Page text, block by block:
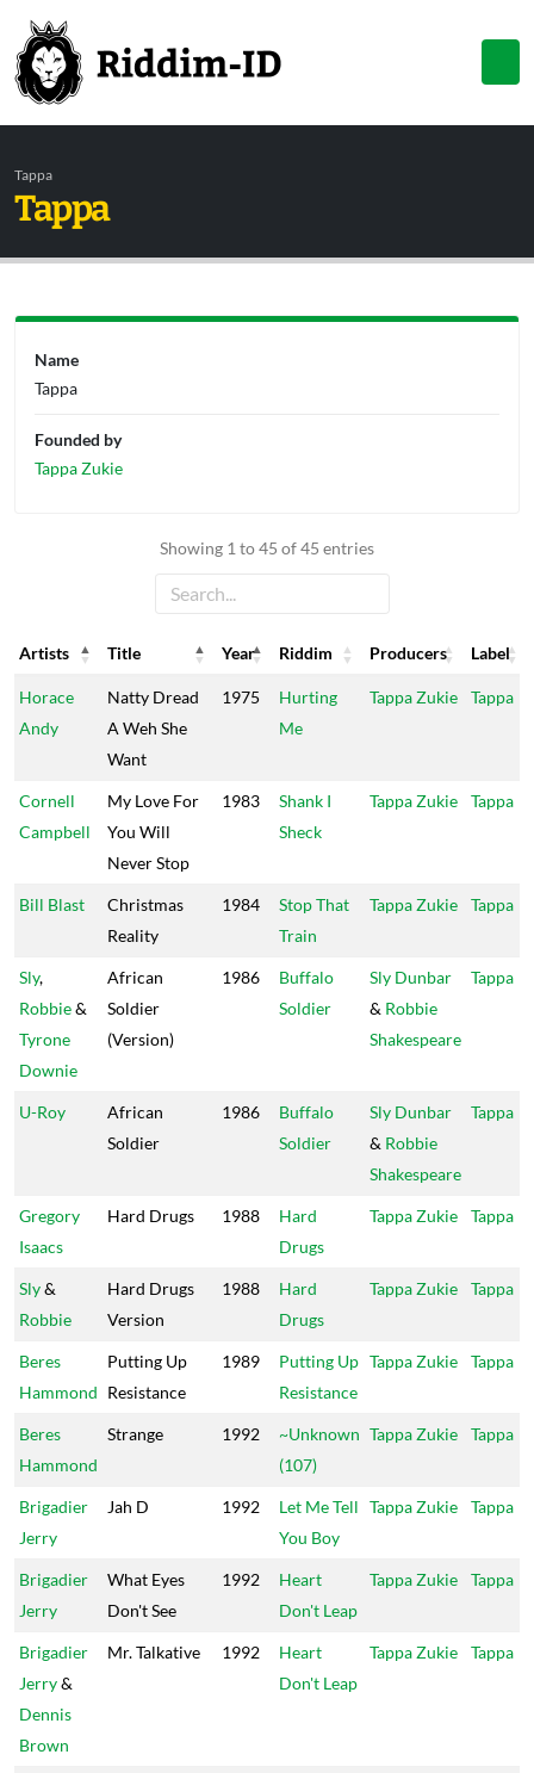
Tappa
Tappa
Showing 1 to 45 of 45 entries
Artists Title Year Riddim Producers
Label
Artists
Title Year Riddim Producers Label
Horace
Andy
Natty Dread
A Weh She
Want
1975
Hurting
Me
Tappa Zukie Tappa
Cornell
Campbell
My Love For
You Will
Never Stop
1983
Shank I
Sheck
Tappa Zukie Tappa
Bill Blast
Christmas
Reality
1984
Stop That
Train
Tappa Zukie Tappa
Sly,
Robbie&
Tyrone
Downie
African
Soldier
(Version)
1986
Buffalo
Soldier
Sly Dunbar
& Robbie
Shakespeare
Tappa
U-Roy
African
Soldier
1986
Buffalo
Soldier
Sly Dunbar
& Robbie
Shakespeare
Tappa
Gregory
Isaacs
Hard Drugs 1988
Hard
Drugs
Tappa Zukie Tappa
Sly&
Robbie
Hard Drugs
Version
1988
Hard
Drugs
Tappa Zukie Tappa
Beres
Hammond
Putting Up
Resistance
1989
Putting Up
Resistance
Tappa Zukie Tappa
Beres
Hammond
Strange 1992
~Unknown
(107)
Tappa Zukie Tappa
Brigadier
Jerry
Jah D 1992
Let Me Tell
You Boy
Tappa Zukie Tappa
Brigadier
Jerry
What Eyes
Don't See
1992
Heart
Don't Leap
Tappa Zukie Tappa
Brigadier
Jerry&
Dennis
Brown
Mr. Talkative 1992
Heart
Don't Leap
Tappa Zukie Tappa
Name
Tappa
Founded by
Tappa Zukie